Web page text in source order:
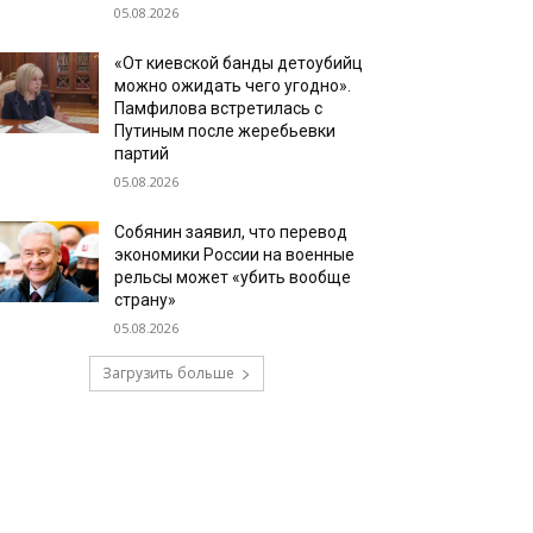
05.08.2026
«От киевской банды детоубийц
можно ожидать чего угодно».
Памфилова встретилась с
Путиным после жеребьевки
партий
05.08.2026
Собянин заявил, что перевод
экономики России на военные
рельсы может «убить вообще
страну»
05.08.2026
Загрузить больше